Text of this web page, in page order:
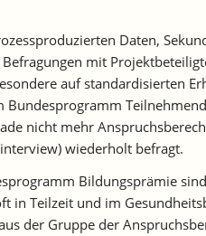
Daten,
mit
auf standardisierten
Bundesprogramm
nicht mehr
wiederholt befragt.
Bildungsprämie
in Teilzeit und im
der Gruppe der